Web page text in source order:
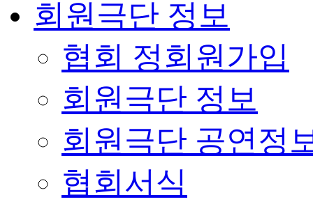
회원극단 정보
협회 정회원가입
회원극단 정보
회원극단 공연정
협회서식